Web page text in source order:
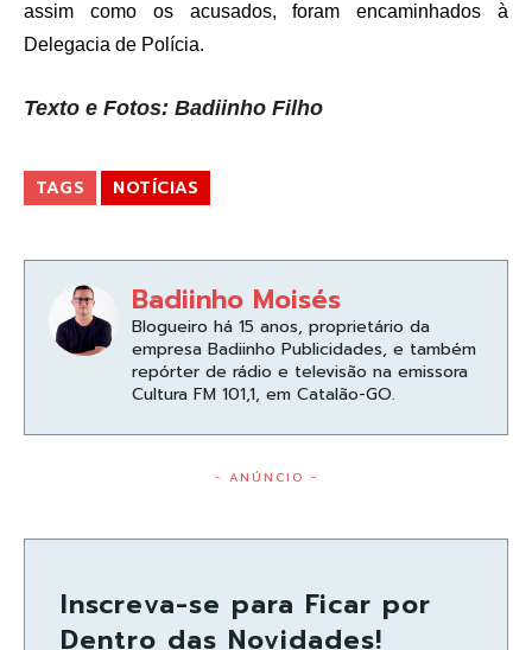
assim como os acusados, foram encaminhados à
Delegacia de Polícia.
Texto e Fotos: Badiinho Filho
TAGS NOTÍCIAS
Badiinho Moisés
Blogueiro há 15 anos, proprietário da
empresa Badiinho Publicidades, e também
repórter de rádio e televisão na emissora
Cultura FM 101,1, em Catalão-GO.
- ANÚNCIO -
Inscreva-se para Ficar por
Dentro das Novidades!